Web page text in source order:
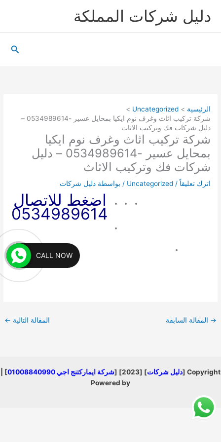
دليل شركات المملكة
الرئيسية
Uncategorized
شركة تركيب اثاث وغرف نوم ايكيا بمحايل عسير -0534989614 –
دليل شركات فك وتركيب الاثاث
شركة تركيب اثاث وغرف نوم ايكيا
بمحايل عسير -0534989614 – دليل
شركات فك وتركيب الاثاث
اترك تعليقاً /
Uncategorized / بواسطة دليل شركات
اضغط للاتصال
0534989614
→ المقالة السابقة المقالة التالية ←
Copyright [ دليل شركات] [2023] [ شركة ايماركتنج اجي 01008840990
] |
Powered by
CALL NOW